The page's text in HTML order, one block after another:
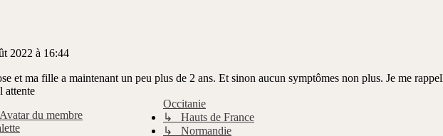
2022 à 16:44
et ma fille a maintenant un peu plus de 2 ans. Et sinon aucun symptômes non plus. Je me
attente
Occitanie
↳ Hauts de France
↳ Normandie